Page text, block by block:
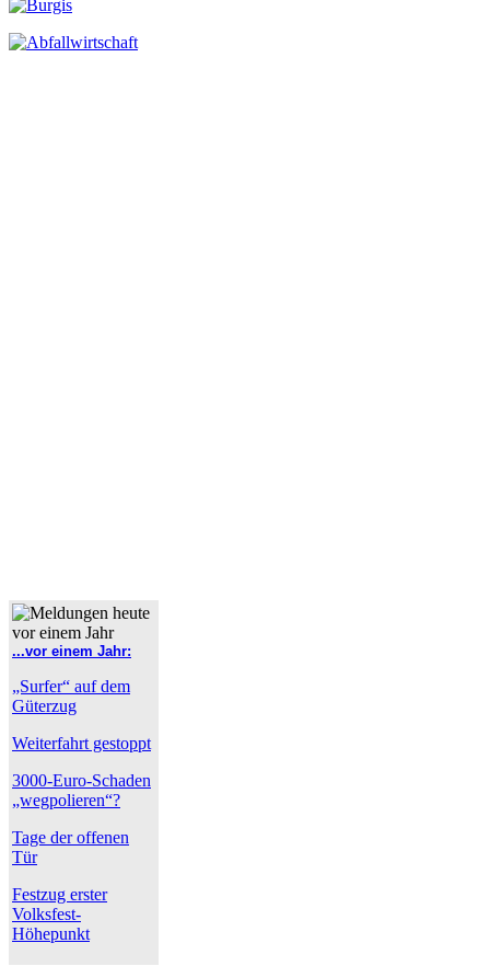
...vor einem Jahr:
„Surfer“ auf dem
Güterzug
Weiterfahrt gestoppt
3000-Euro-Schaden
„wegpolieren“?
Tage der offenen
Tür
Festzug erster
Volksfest-
Höhepunkt